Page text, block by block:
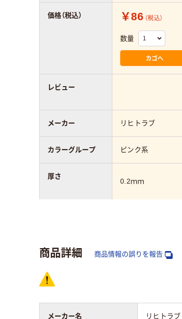
￥86 （税込）
数量
カゴへ
リヒトラブ
ピンク系
0.2ｍｍ
コピー用紙30枚
価格（税込）
レビュー
メーカー
カラーグループ
厚さ
商品詳細 商品情報の誤りを報告
メーカー名 リヒトラブ